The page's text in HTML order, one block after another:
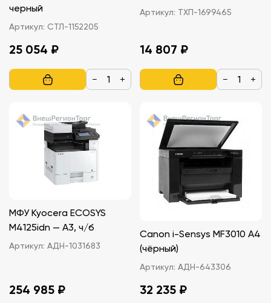
черный
Артикул: СТЛ-1152205
25 054 ₽
− +
Артикул: ТХП-1699465
14 807 ₽
− +
МФУ Kyocera ECOSYS
M4125idn — A3, ч/б
Артикул: АДН-1031683
254 985 ₽
Canon i-Sensys MF3010 A4
(чёрный)
Артикул: АДН-643306
32 235 ₽